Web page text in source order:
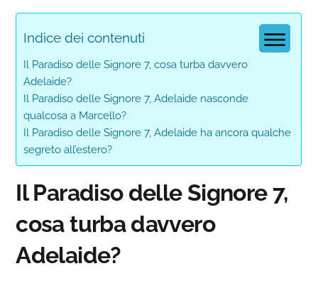
Indice dei contenuti
Il Paradiso delle Signore 7, cosa turba davvero
Adelaide?
Il Paradiso delle Signore 7, Adelaide nasconde
qualcosa a Marcello?
Il Paradiso delle Signore 7, Adelaide ha ancora qualche
segreto all’estero?
Il Paradiso delle Signore 7,
cosa turba davvero
Adelaide?